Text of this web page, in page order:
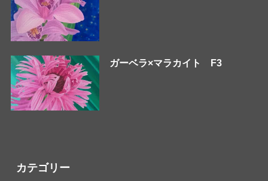
ガーベラ×マラカイト F3
カテゴリー